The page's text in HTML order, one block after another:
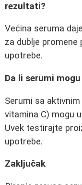
rezultati?
Većina seruma
za dublje promene
upotrebe.
Da li serumi
Serumi sa
vitamina C) mogu
Uvek testirajte
upotrebe.
Zaključak